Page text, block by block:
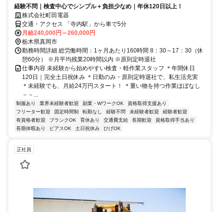
経験不問｜検査中心でシンプル＋負担少なめ｜年休120日以上！
株式会社町田電器
交通・アクセス 「寺内駅」から車で5分
月給240,000円～260,000円
栃木県真岡市
勤務時間詳細 総労働時間：1ヶ月あたり160時間 8：30～17：30（休
憩60分） ※月平均残業20時間以内 ※原則定時退社
仕事内容 未経験から始めやすい検査・軽作業スタッフ ＊年間休日
120日｜完全土日祝休み ＊日勤のみ・原則定時退社で、私生活充実
＊未経験でも、月給24万円スタート！ ＊重い物を持つ作業ほぼなし
－－...
制服あり 業界未経験者歓迎 副業・WワークOK
資格取得支援あり
フリーター歓迎
固定時間制 転勤なし 経験不問 未経験者歓迎
経験者歓迎
有資格者歓迎
ブランクOK 育休あり 交通費支給 長期歓迎
資格取得手当あり
長期休暇あり
ピアスOK 土日祝休み ひげOK
正社員